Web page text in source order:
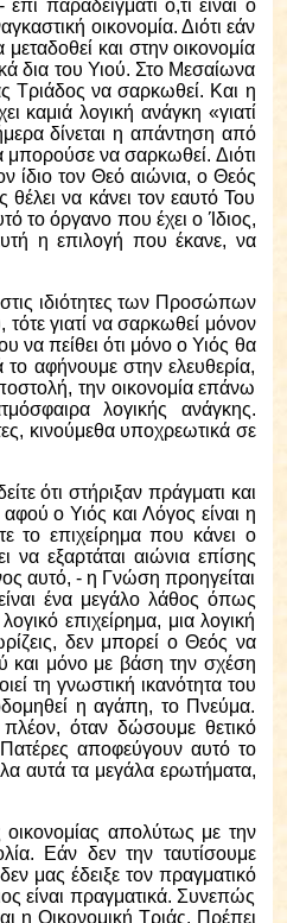
παραδείγματι ό,τι είναι ο
οικονομία. Διότι εάν
και στην οικονομία
δια του Υιού. Στο Μεσαίωνα
Τριάδος να σαρκωθεί. Και η
λογική ανάγκη «γιατί
δίνεται η απάντηση από
μπορούσε να σαρκωθεί. Διότι
ίδιο τον Θεό αιώνια, ο Θεός
να κάνει τον εαυτό Του
το όργανο που έχει ο Ίδιος,
η επιλογή που έκανε, να
ιδιότητες των Προσώπων
γιατί να σαρκωθεί μόνον
να πείθει ότι μόνο ο Υιός θα
το αφήνουμε στην ελευθερία,
την οικονομία επάνω
λογικής ανάγκης.
κινούμεθα υποχρεωτικά σε
ότι στήριξαν πράγματι και
αφού ο Υιός και Λόγος είναι η
το επιχείρημα που κάνει ο
εξαρτάται αιώνια επίσης
αυτό, - η Γνώση προηγείται
ένα μεγάλο λάθος όπως
επιχείρημα, μια λογική
δεν μπορεί ο Θεός να
και μόνο με βάση την σχέση
τη γνωστική ικανότητα του
η αγάπη, το Πνεύμα.
πλέον, όταν δώσουμε θετικό
Πατέρες αποφεύγουν αυτό το
αυτά τα μεγάλα ερωτήματα,
απολύτως με την
Εάν δεν την ταυτίσουμε
μας έδειξε τον πραγματικό
είναι πραγματικά. Συνεπώς
η Οικονομική Τριάς. Πρέπει